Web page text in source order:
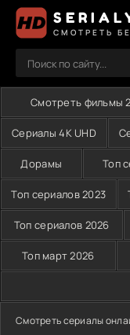
СМОТРЕТЬ
Смотреть фильмы
Сериалы 4K UHD
Дорамы Топ
Топ сериалов 2023
Топ сериалов 2026
Топ март 2026
Смотреть сериалы